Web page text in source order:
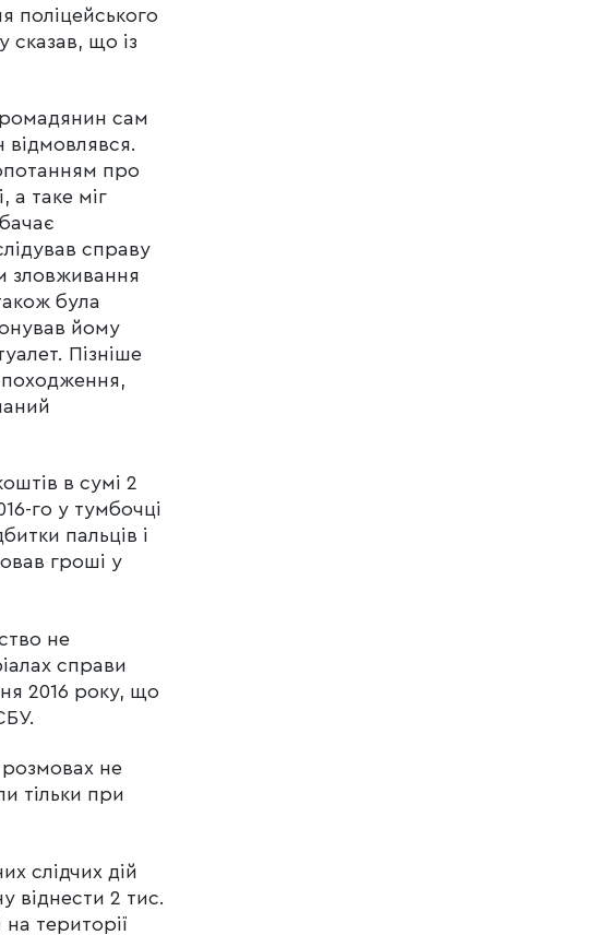
поліцейського
сказав, що із
сам
відмовлявся.
про
а таке міг
справу
зловживання
була
йому
Пізніше
походження,
в сумі 2
го у тумбочці
пальців і
гроші у
не
справи
2016 року, що
не
тільки при
слідчих дій
віднести 2 тис.
території